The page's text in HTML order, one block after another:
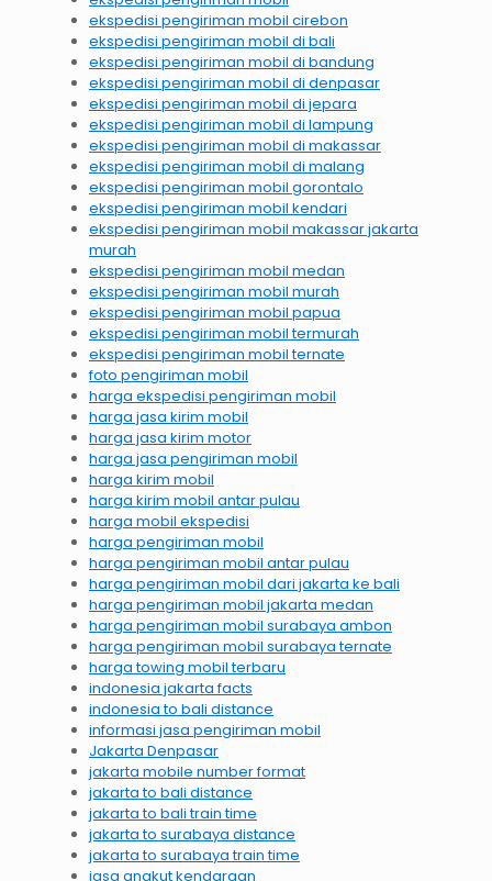
ekspedisi pengiriman mobil cirebon
ekspedisi pengiriman mobil di bali
ekspedisi pengiriman mobil di bandung
ekspedisi pengiriman mobil di denpasar
ekspedisi pengiriman mobil di jepara
ekspedisi pengiriman mobil di lampung
ekspedisi pengiriman mobil di makassar
ekspedisi pengiriman mobil di malang
ekspedisi pengiriman mobil gorontalo
ekspedisi pengiriman mobil kendari
ekspedisi pengiriman mobil makassar jakarta
murah
ekspedisi pengiriman mobil medan
ekspedisi pengiriman mobil murah
ekspedisi pengiriman mobil papua
ekspedisi pengiriman mobil termurah
ekspedisi pengiriman mobil ternate
foto pengiriman mobil
harga ekspedisi pengiriman mobil
harga jasa kirim mobil
harga jasa kirim motor
harga jasa pengiriman mobil
harga kirim mobil
harga kirim mobil antar pulau
harga mobil ekspedisi
harga pengiriman mobil
harga pengiriman mobil antar pulau
harga pengiriman mobil dari jakarta ke bali
harga pengiriman mobil jakarta medan
harga pengiriman mobil surabaya ambon
harga pengiriman mobil surabaya ternate
harga towing mobil terbaru
indonesia jakarta facts
indonesia to bali distance
informasi jasa pengiriman mobil
Jakarta Denpasar
jakarta mobile number format
jakarta to bali distance
jakarta to bali train time
jakarta to surabaya distance
jakarta to surabaya train time
jasa angkut kendaraan